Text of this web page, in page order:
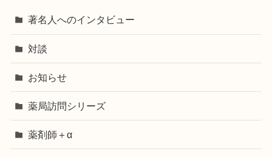
著名人へのインタビュー
対談
お知らせ
薬局訪問シリーズ
薬剤師＋α